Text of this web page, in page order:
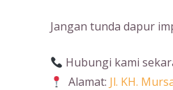
Jangan tunda dapur
Hubungi kami
Alamat: Jl. KH.